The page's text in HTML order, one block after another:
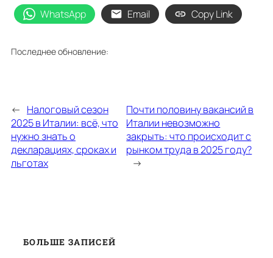
WhatsApp
Email Copy Link
Последнее обновление:
← Налоговый сезон
2025 в Италии: всё, что
нужно знать о
декларациях, сроках и
льготах
Почти половину вакансий в
Италии невозможно
закрыть: что происходит с
рынком труда в 2025 году?
→
БОЛЬШЕ ЗАПИСЕЙ